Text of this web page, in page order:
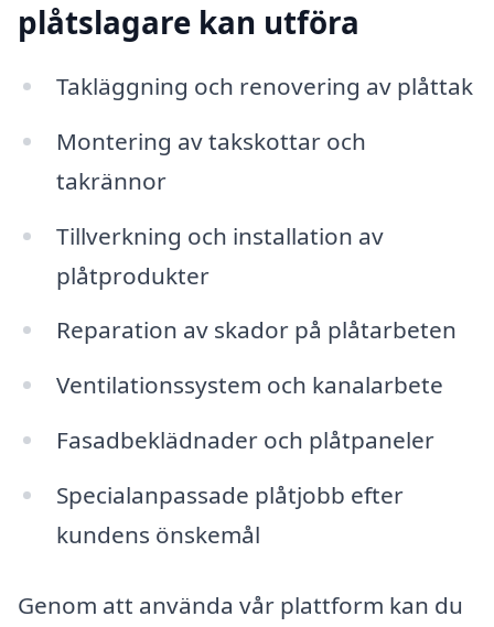
plåtslagare kan utföra
Takläggning och renovering av plåttak
Montering av takskottar och
takrännor
Tillverkning och installation av
plåtprodukter
Reparation av skador på plåtarbeten
Ventilationssystem och kanalarbete
Fasadbeklädnader och plåtpaneler
Specialanpassade plåtjobb efter
kundens önskemål
Genom att använda vår plattform kan du